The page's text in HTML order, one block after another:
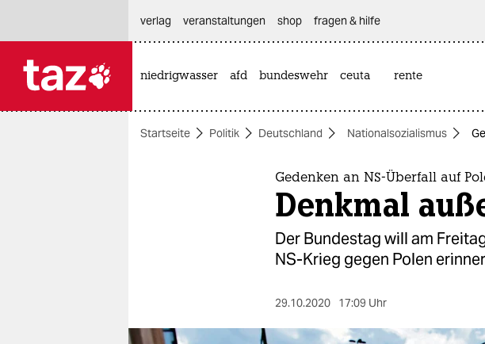
themen
verlag
veranstaltungen shop fragen & hilfe
niedrigwasser afd bundeswehr ceuta rente
Startseite Politik Deutschland Nationalsozialismus
Gedenken an NS-Überfall auf
Denkmal
Der Bundestag will am
NS-Krieg gegen Polen
29.10.2020 17:09 Uhr